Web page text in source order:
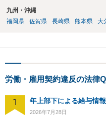
九州・沖縄
福岡県
佐賀県 長崎県 熊本県 大
労働・雇用契約違反の法律
1 年上部下による給与情
2026年7月28日